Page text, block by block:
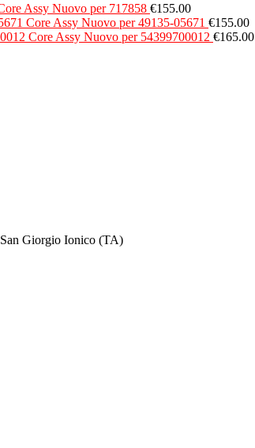
Assy Nuovo per 717858 €155.00
Core Assy Nuovo per 49135-05671 €155.00
Core Assy Nuovo per 54399700012 €165.00
Giorgio Ionico (TA)